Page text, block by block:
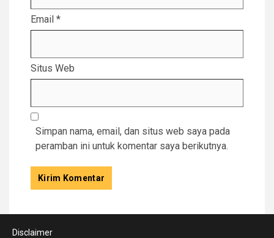
Email *
Situs Web
Simpan nama, email, dan situs web saya pada
peramban ini untuk komentar saya berikutnya.
Disclaimer